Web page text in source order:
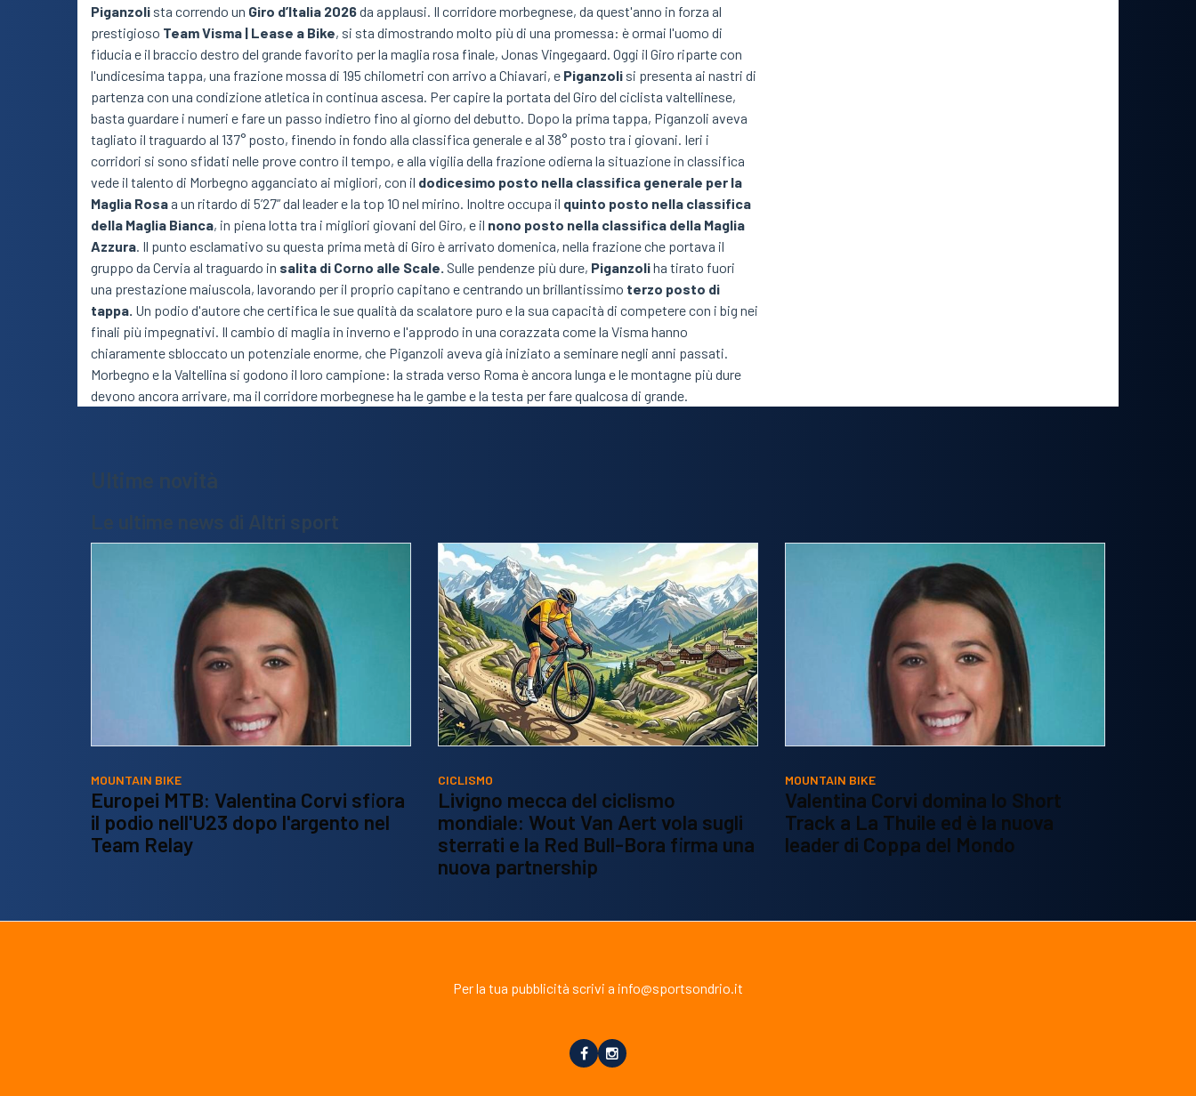
Piganzoli sta correndo un Giro d’Italia 2026da applausi. Il corridore morbegnese, da quest'anno in forza al
prestigioso Team Visma | Lease a Bike, si sta dimostrando molto più di una promessa: è ormai l'uomo di
fiducia e il braccio destro del grande favorito per la maglia rosa finale, Jonas Vingegaard. Oggi il Giro riparte con
l'undicesima tappa, una frazione mossa di 195 chilometri con arrivo a Chiavari, e Piganzoli si presenta ai nastri di
partenza con una condizione atletica in continua ascesa. Per capire la portata del Giro del ciclista valtellinese,
basta guardare i numeri e fare un passo indietro fino al giorno del debutto. Dopo la prima tappa, Piganzoli aveva
tagliato il traguardo al 137° posto, finendo in fondo alla classifica generale e al 38° posto tra i giovani. Ieri i
corridori si sono sfidati nelle prove contro il tempo, e alla vigilia della frazione odierna la situazione in classifica
vede il talento di Morbegno agganciato ai migliori, con il dodicesimo posto nella classifica generale per la
Maglia Rosa a un ritardo di 5’27” dal leader e la top 10 nel mirino. Inoltre occupa il quinto posto nella classifica
della Maglia Bianca, in piena lotta tra i migliori giovani del Giro, e il nono posto nella classifica della Maglia
Azzura. Il punto esclamativo su questa prima metà di Giro è arrivato domenica, nella frazione che portava il
gruppo da Cervia al traguardo in salita di Corno alle Scale. Sulle pendenze più dure, Piganzoliha tirato fuori
una prestazione maiuscola, lavorando per il proprio capitano e centrando un brillantissimo terzo posto di
tappa. Un podio d'autore che certifica le sue qualità da scalatore puro e la sua capacità di competere con i big nei
finali più impegnativi. Il cambio di maglia in inverno e l'approdo in una corazzata come la Visma hanno
chiaramente sbloccato un potenziale enorme, che Piganzoli aveva già iniziato a seminare negli anni passati.
Morbegno e la Valtellina si godono il loro campione: la strada verso Roma è ancora lunga e le montagne più dure
devono ancora arrivare, ma il corridore morbegnese ha le gambe e la testa per fare qualcosa di grande.
Ultime novità
Le ultime news di Altri sport
MOUNTAIN BIKE
Europei MTB: Valentina Corvi sfiora
il podio nell'U23 dopo l'argento nel
Team Relay
CICLISMO
Livigno mecca del ciclismo
mondiale: Wout Van Aert vola sugli
sterrati e la Red Bull-Bora firma una
nuova partnership
MOUNTAIN BIKE
Valentina Corvi domina lo Short
Track a La Thuile ed è la nuova
leader di Coppa del Mondo
Per la tua pubblicità scrivi a info@sportsondrio.it